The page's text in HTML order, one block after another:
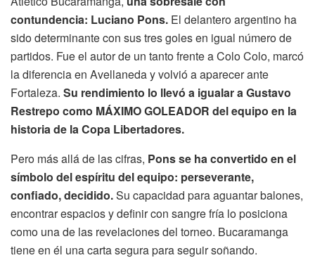
contundencia: Luciano Pons. El delantero argentino ha
sido determinante con sus tres goles en igual número de
partidos. Fue el autor de un tanto frente a Colo Colo, marcó
la diferencia en Avellaneda y volvió a aparecer ante
Fortaleza. Su rendimiento lo llevó a igualar a Gustavo
Restrepo como MÁXIMO GOLEADOR del equipo en la
historia de la Copa Libertadores.
Pero más allá de las cifras, Pons se ha convertido en el
símbolo del espíritu del equipo: perseverante,
confiado, decidido.Su capacidad para aguantar balones,
encontrar espacios y definir con sangre fría lo posiciona
como una de las revelaciones del torneo. Bucaramanga
tiene en él una carta segura para seguir soñando.